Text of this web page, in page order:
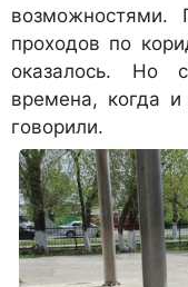
проходов по
оказалось. Но
времена, когда
говорили.